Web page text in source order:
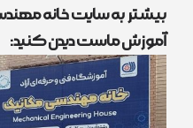
بیشتر به سایت خانه
آموزش ماست دیدن کنید: